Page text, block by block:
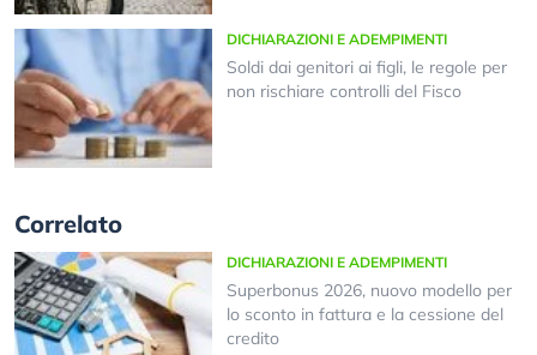
DICHIARAZIONI E ADEMPIMENTI
Soldi dai genitori ai figli, le regole per
non rischiare controlli del Fisco
Correlato
DICHIARAZIONI E ADEMPIMENTI
Superbonus 2026, nuovo modello per
lo sconto in fattura e la cessione del
credito